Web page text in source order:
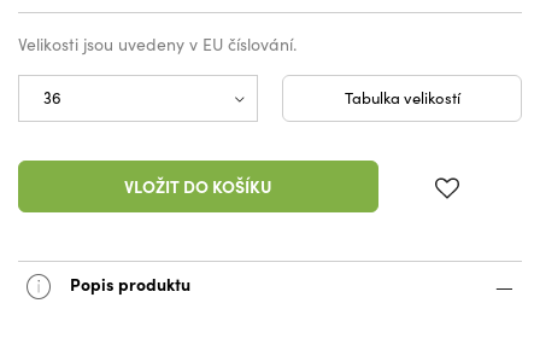
Velikosti jsou uvedeny v EU číslování.
Tabulka velikostí
VLOŽIT DO KOŠÍKU
Popis produktu